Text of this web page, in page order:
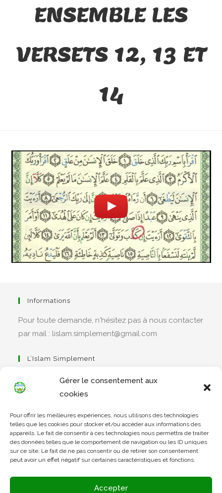
Gérer le consentement aux
cookies
Pour offrir les meilleures expériences, nous utilisons des technologies
telles que les cookies pour stocker et/ou accéder aux informations des
appareils. Le fait de consentir à ces technologies nous permettra de traiter
des données telles que le comportement de navigation ou les ID uniques
sur ce site. Le fait de ne pas consentir ou de retirer son consentement
peut avoir un effet négatif sur certaines caractéristiques et fonctions.
Accepter
ENSEMBLE LES
VERSETS 12, 13 ET
14
Informations
Pour toute demande, n'hésitez pas à nous contacter
par mail : lislam.simplement@gmail.com
L’Islam Simplement
dans
un
nouvel
onglet
Apprendre Le Coran Simplement